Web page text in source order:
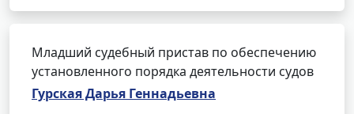
Младший судебный пристав по обеспечению
установленного порядка деятельности судов
Гурская Дарья Геннадьевна